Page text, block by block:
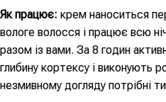
Як працює: крем наноситься
вологе волосся і працює всю
разом із вами. За 8 годин
глибину кортексу і виконують
незмивному догляду потрібні